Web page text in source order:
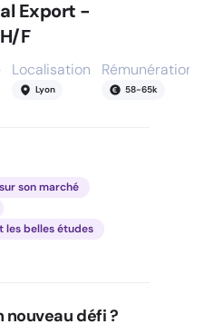
Export -
F
Localisation
Lyon
Rémunération
58-65k
son marché
les belles études
défi ?